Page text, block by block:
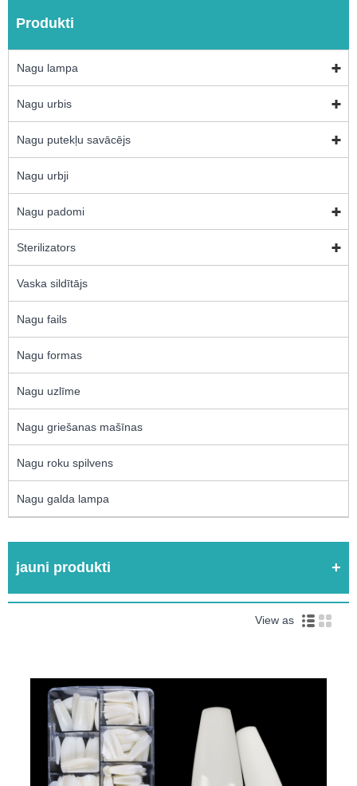
Produkti
Nagu lampa
Nagu urbis
Nagu putekļu savācējs
Nagu urbji
Nagu padomi
Sterilizators
Vaska sildītājs
Nagu fails
Nagu formas
Nagu uzlīme
Nagu griešanas mašīnas
Nagu roku spilvens
Nagu galda lampa
jauni produkti
View as